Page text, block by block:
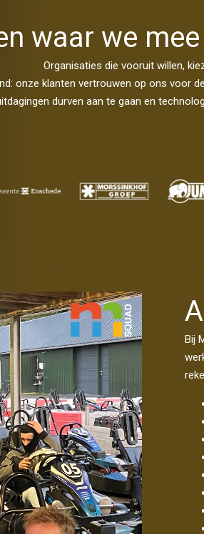
waar we
Organisaties die vooruit willen,
onze klanten vertrouwen op ons voor
durven aan te gaan en
Bij